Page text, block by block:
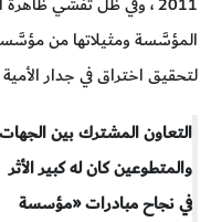
المؤسَّسة ومثيلاتها من
لتحقيق اختراق في جدار
التعاون المشترك بين الجهات
والمتطوعين كان له كبير الأثر
في نجاح مبادرات «مؤسسة